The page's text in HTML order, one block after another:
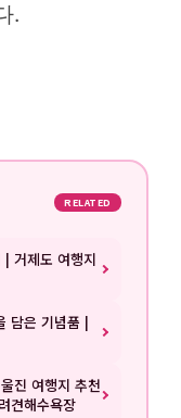
.
RELATED
| 거제도 여행지
담은 기념품 |
진 여행지 추천
견해수욕장